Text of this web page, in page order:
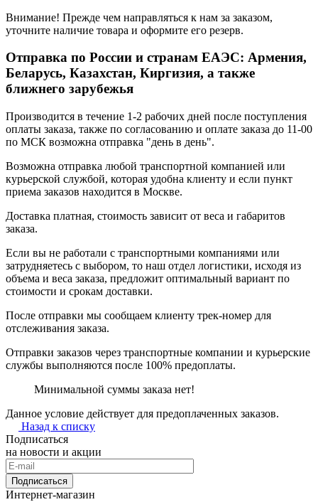
Внимание! Прежде чем направляться к нам за заказом,
уточните наличие товара и оформите его резерв.
Отправка по России и странам ЕАЭС: Армения,
Беларусь, Казахстан, Киргизия, а также
ближнего зарубежья
Производится в течение 1-2 рабочих дней после поступления
оплаты заказа, также по согласованию и оплате заказа до 11-00
по МСК возможна отправка "день в день".
Возможна отправка любой транспортной компанией или
курьерской службой, которая удобна клиенту и если пункт
приема заказов находится в Москве.
Доставка платная, стоимость зависит от веса и габаритов
заказа.
Если вы не работали с транспортными компаниями или
затрудняетесь с выбором, то наш отдел логистики, исходя из
объема и веса заказа, предложит оптимальный вариант по
стоимости и срокам доставки.
После отправки мы сообщаем клиенту трек-номер для
отслеживания заказа.
Отправки заказов через транспортные компании и курьерские
службы выполняются после 100% предоплаты.
Минимальной суммы заказа нет!
Данное условие действует для предоплаченных заказов.
Назад к списку
Подписаться
на новости и акции
Подписаться
Интернет-магазин